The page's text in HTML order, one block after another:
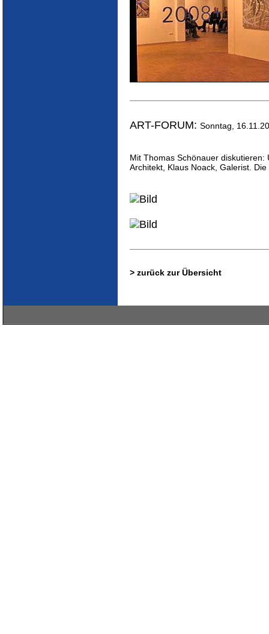
ART-FORUM: Sonntag,
Mit Thomas Schönauer
Architekt, Klaus Noack, Galerist.
> zurück zur Übersicht